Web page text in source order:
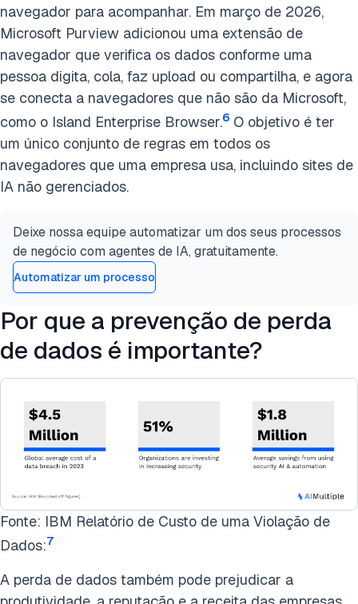
navegador para acompanhar. Em março de 2026,
Microsoft Purview adicionou uma extensão de
navegador que verifica os dados conforme uma
pessoa digita, cola, faz upload ou compartilha, e agora
se conecta a navegadores que não são da Microsoft,
como o Island Enterprise Browser.6 O objetivo é ter
um único conjunto de regras em todos os
navegadores que uma empresa usa, incluindo sites de
IA não gerenciados.
Deixe nossa equipe automatizar um dos seus processos
de negócio com agentes de IA, gratuitamente.
Automatizar um processo
Por que a prevenção de perda
de dados é importante?
Fonte: IBM Relatório de Custo de uma Violação de
Dados:7
A perda de dados também pode prejudicar a